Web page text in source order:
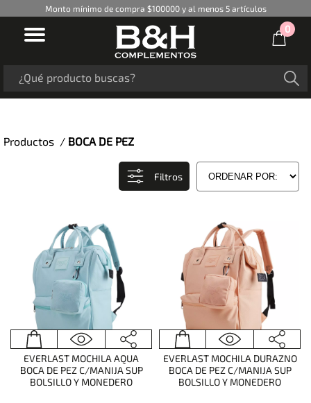
Monto mínimo de compra $100000 y al menos 5 artículos
0
Productos / BOCA DE PEZ
Filtros
EVERLAST MOCHILA AQUA
BOCA DE PEZ C/MANIJA SUP
BOLSILLO Y MONEDERO
EVERLAST MOCHILA DURAZNO
BOCA DE PEZ C/MANIJA SUP
BOLSILLO Y MONEDERO